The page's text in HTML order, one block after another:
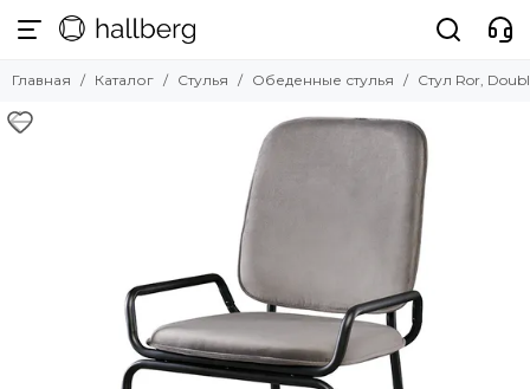
Стулья
Обеденные стулья
Уличные стулья
Главная Каталог Стулья Обеденные стулья Стул Ror,